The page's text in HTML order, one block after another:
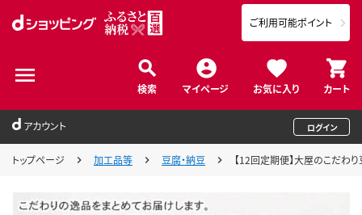
検索 マイページ お気に入り カート
ご利用可能ポイント
アカウント ログイン
トップページ 加工品等 豆腐・納豆 【12回定期便】大屋のこだわ